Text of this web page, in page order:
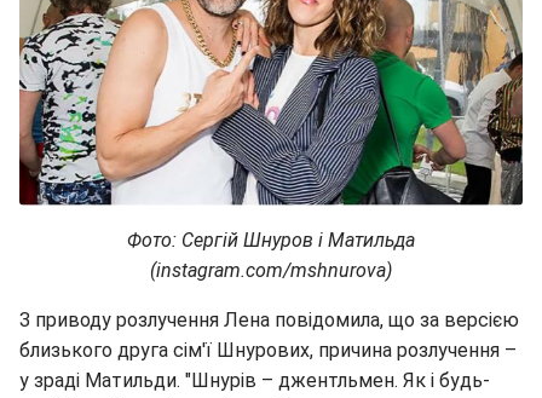
Фото: Сергій Шнуров і Матильда
(instagram.com/mshnurova)
З приводу розлучення Лена повідомила, що за версією
близького друга сім'ї Шнурових, причина розлучення –
у зраді Матильди. "Шнурів – джентльмен. Як і будь-